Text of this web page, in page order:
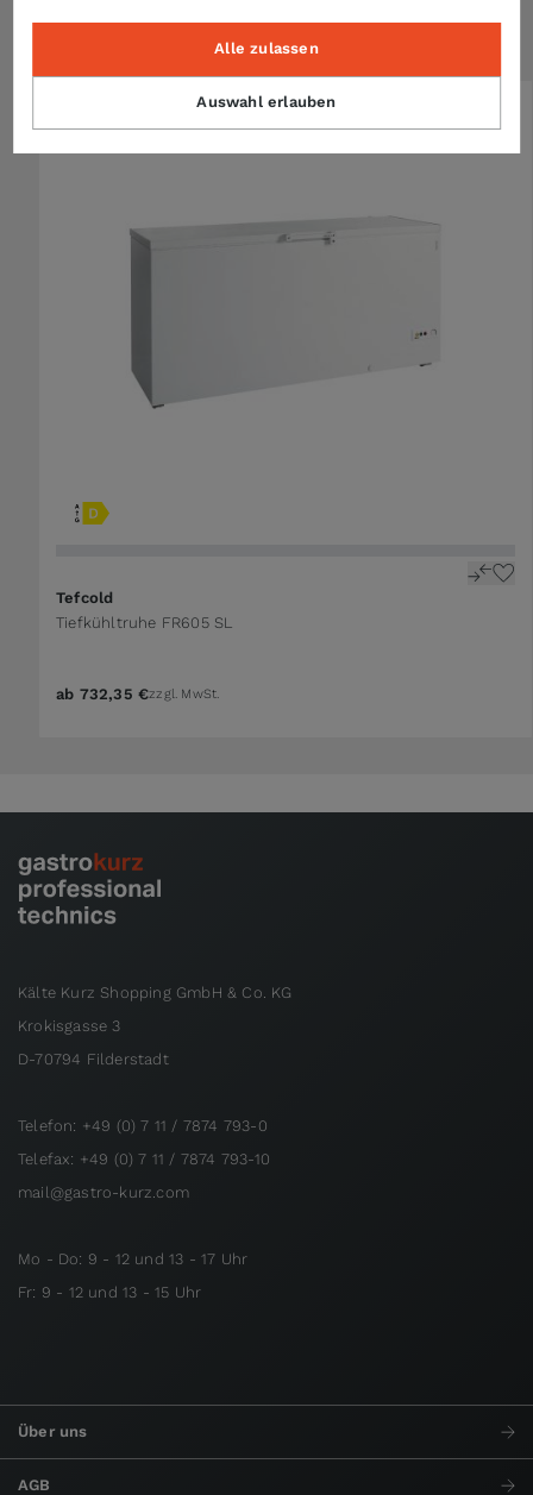
Ähnliche Artikel
Tefcold
Tiefkühltruhe FR605 SL
ab 732,35 €zzgl. MwSt.
Kälte Kurz Shopping GmbH & Co. KG
Krokisgasse 3
D-70794 Filderstadt
Telefon: +49 (0) 7 11 / 7874 793-0
Telefax: +49 (0) 7 11 / 7874 793-10
mail@gastro-kurz.com
Mo - Do: 9 - 12 und 13 - 17 Uhr
Fr: 9 - 12 und 13 - 15 Uhr
Über uns
AGB
Auswahl erlauben
Alle zulassen